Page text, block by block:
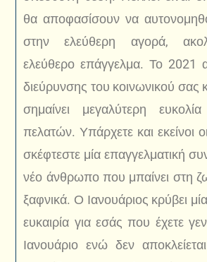
θα αποφασίσουν να
στην ελεύθερη αγορά,
ελεύθερο επάγγελμα. Το 2021
διεύρυνσης του κοινωνικού σας
σημαίνει μεγαλύτερη
πελατών. Υπάρχετε και εκείνοι
σκέφτεστε μία επαγγελματική
νέο άνθρωπο που μπαίνει στη
ξαφνικά. Ο Ιανουάριος κρύβει
ευκαιρία για εσάς που έχετε
Ιανουάριο ενώ δεν